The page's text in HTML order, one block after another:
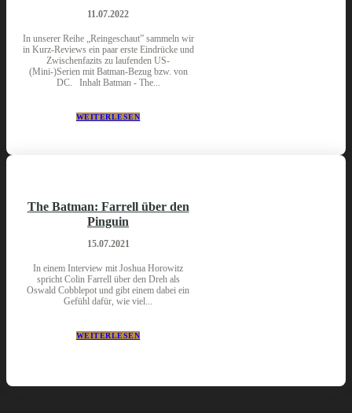
11.07.2022
In unserer Reihe „Reingeschaut” sammeln wir
in Kurz-Reviews ein paar erste Eindrücke und
Zwischenfazits zu laufenden US-
(Mini-)Serien mit Batman-Bezug bzw. von
DC. Inhalt Batman - The...
WEITERLESEN
The Batman: Farrell über den
Pinguin
15.07.2021
In einem Interview mit Joshua Horowitz
spricht Colin Farrell über den Dreh als
Oswald Cobblepot und gibt einem dabei ein
Gefühl dafür, wie viel...
WEITERLESEN